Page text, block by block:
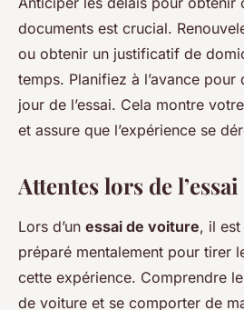
documents est crucial.
ou obtenir un justificatif de
temps. Planifiez à l’avance
jour de l’essai. Cela montre
et assure que l’expérience se
Attentes lors de
Lors d’un essai de voiture, il est
préparé mentalement pour tirer
cette expérience. Comprendre le
de voiture et se comporter de